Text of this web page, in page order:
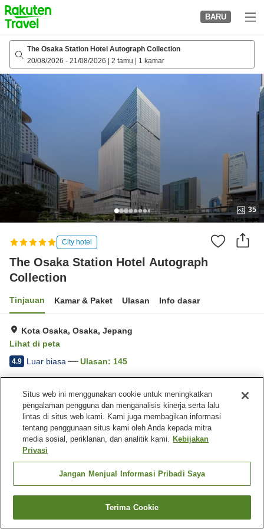
to
top
page
BARU
The Osaka Station Hotel Autograph Collection
20/08/2026 - 21/08/2026 2 tamu 1 kamar
35
City hotel
The Osaka Station Hotel Autograph
Collection
Tinjauan Kamar & Paket Ulasan Info dasar
Kota Osaka, Osaka, Jepang
Lihat di peta
4.9 Luar biasa Ulasan: 145
Beranda Jepang Osaka
Kota Osaka
The Osaka Station Hotel Autograph Collection
Cari kamar
Situs web ini menggunakan cookie untuk meningkatkan
pengalaman pengguna dan menganalisis kinerja serta lalu
lintas di situs web kami. Kami juga membagikan informasi
tentang penggunaan situs kami oleh Anda kepada mitra
media sosial, periklanan, dan analitik kami. Kebijakan
Privasi
Jangan Menjual Informasi Pribadi Saya
Terima Cookie